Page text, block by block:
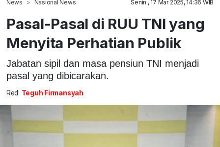
News Nasional News Senin , 17 Mar 2025, 14:36 WIB
Pasal-Pasal di RUU TNI yang
Menyita Perhatian Publik
Jabatan sipil dan masa pensiun TNI menjadi
pasal yang dibicarakan.
Red: Teguh Firmansyah